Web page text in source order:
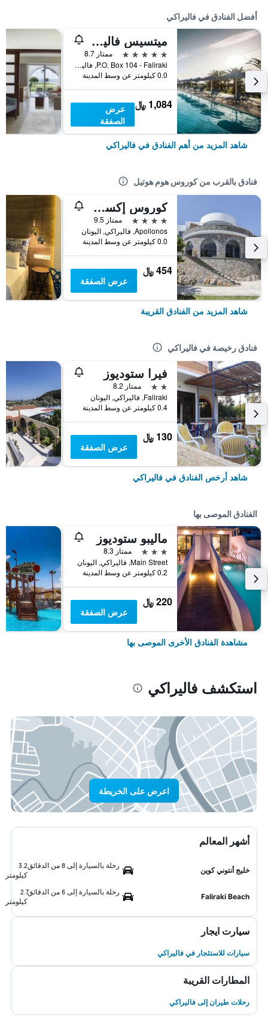
أفضل الفنادق في فاليراكي
ميتسيس فاليراكي
5 نجوم
ممتاز 8.7
P.O. Box 104 - Faliraki, فاليراكي, اليونان
0.0 كيلومتر عن وسط المدينة
1,084 ﷼
عرض
الصفقة
شاهد المزيد من أهم الفنادق في فاليراكي
فنادق بالقرب من كوروس هوم هوتيل
كوروس إكسكلوسيف سويتس - لبالغين فقط
4 نجوم
ممتاز 9.5
Apollonos, فاليراكي, اليونان
0.0 كيلومتر عن وسط المدينة
454 ﷼
عرض الصفقة
شاهد المزيد من الفنادق القريبة
فنادق رخيصة في فاليراكي
فيرا ستوديوز
2 نجمتين
ممتاز 8.2
Faliraki, فاليراكي, اليونان
0.4 كيلومتر عن وسط المدينة
130 ﷼
عرض الصفقة
شاهد أرخص الفنادق في فاليراكي
الفنادق الموصى بها
ماليبو ستوديوز
3 نجوم
ممتاز 8.3
Main Street, فاليراكي, اليونان
0.2 كيلومتر عن وسط المدينة
220 ﷼
عرض الصفقة
مشاهدة الفنادق الأخرى الموصى بها
استكشف فاليراكي
اعرض على الخريطة
أشهر المعالم
خليج أنتوني كوين
رحلة بالسيارة إلى 8 من الدقائق
3.2
كيلومتر
Faliraki Beach
رحلة بالسيارة إلى 6 من الدقائق
2.7
كيلومتر
سيارت ايجار
سيارات للاستئجار في فاليراكي
المطارات القريبة
رحلات طيران إلى فاليراكي